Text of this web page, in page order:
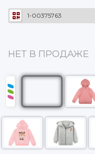
1-00375763
НЕТ В ПРОДАЖЕ